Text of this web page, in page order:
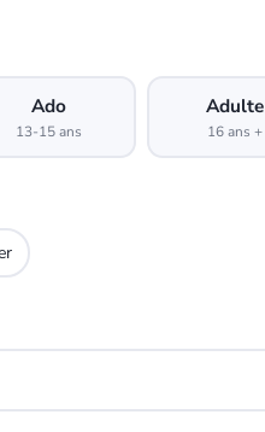
Ado
13-15 ans
Adulte
16 ans +